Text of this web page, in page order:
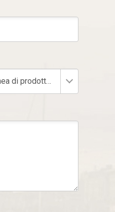
-- Seleziona una linea di prodotto --